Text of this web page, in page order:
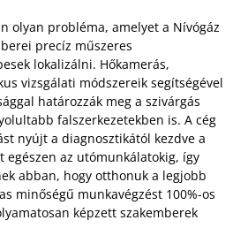
olyan probléma, amelyet a Nívógáz
precíz műszeres
lokalizálni. Hőkamerás,
vizsgálati módszereik segítségével
határozzák meg a szivárgás
falszerkezetekben is. A cég
nyújt a diagnosztikától kezdve a
egészen az utómunkálatokig, így
abban, hogy otthonuk a legjobb
minőségű munkavégzést 100%-os
képzett szakemberek